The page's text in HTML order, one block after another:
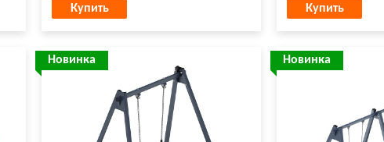
Купить
Купить
Новинка Новинка